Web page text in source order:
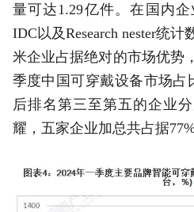
量可达1.29亿件。在国内
IDC以及Research nester统
米企业占据绝对的市场优势
季度中国可穿戴设备市场占
后排名第三至第五的企业
耀，五家企业加总共占据